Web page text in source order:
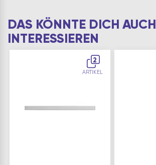
DAS KÖNNTE DICH AUCH
INTERESSIEREN
2
ARTIKEL